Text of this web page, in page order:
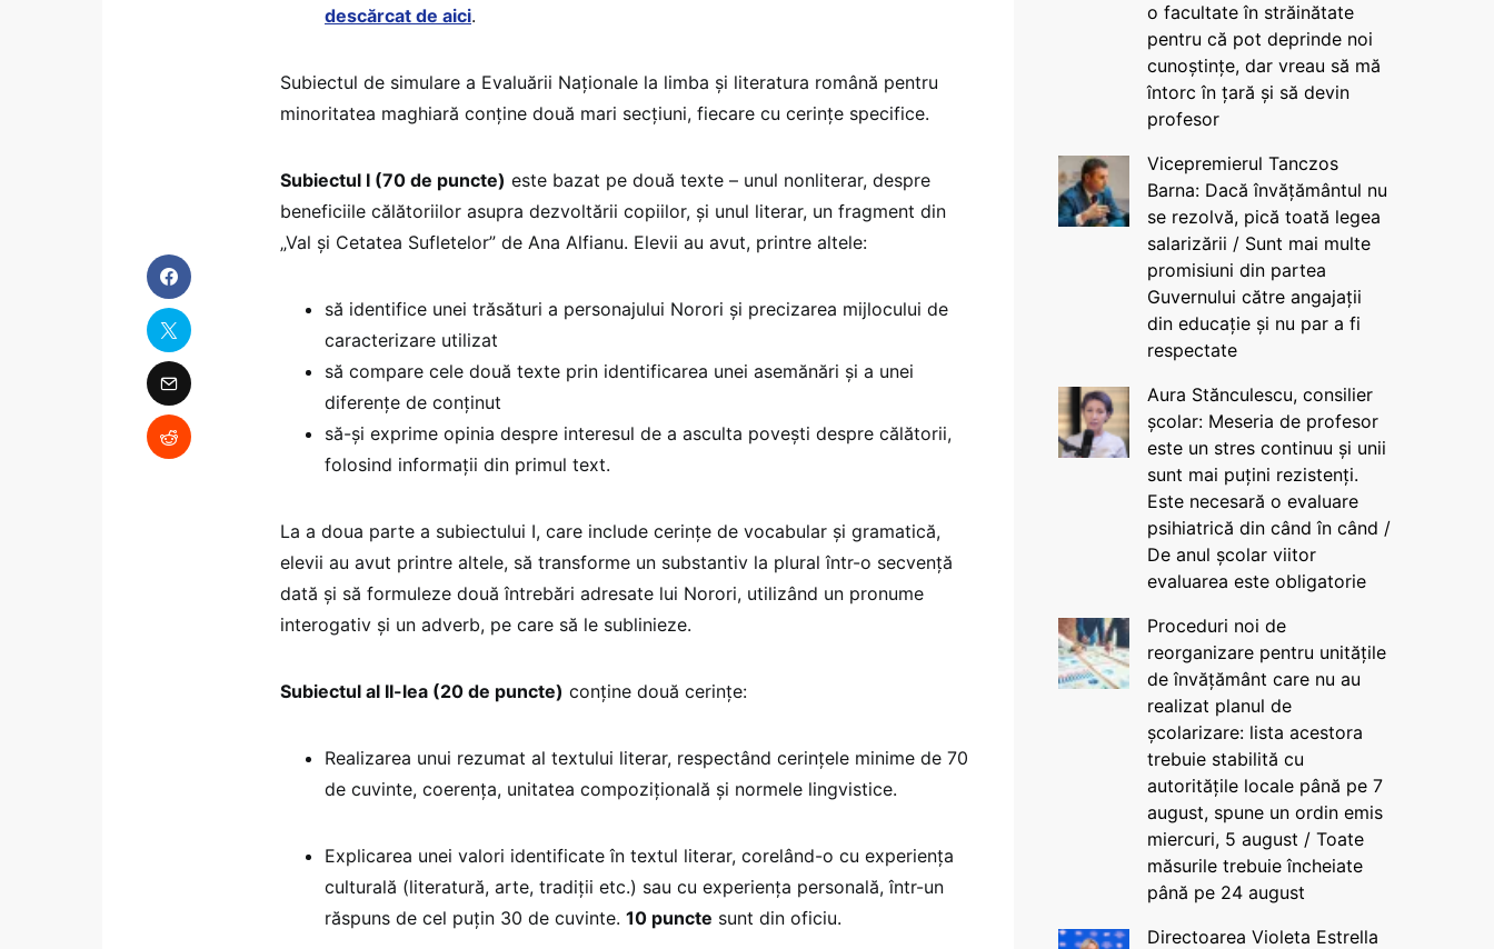
descărcat de aici.
Subiectul de simulare a Evaluării Naționale la limba și literatura română pentru
minoritatea maghiară conține două mari secțiuni, fiecare cu cerințe specifice.
Subiectul I (70 de puncte) este bazat pe două texte – unul nonliterar, despre
beneficiile călătoriilor asupra dezvoltării copiilor, și unul literar, un fragment din
„Val și Cetatea Sufletelor” de Ana Alfianu. Elevii au avut, printre altele:
să identifice unei trăsături a personajului Norori și precizarea mijlocului de
caracterizare utilizat
să compare cele două texte prin identificarea unei asemănări și a unei
diferențe de conținut
să-și exprime opinia despre interesul de a asculta povești despre călătorii,
folosind informații din primul text.
La a doua parte a subiectului I, care include cerințe de vocabular și gramatică,
elevii au avut printre altele, să transforme un substantiv la plural într-o secvență
dată și să formuleze două întrebări adresate lui Norori, utilizând un pronume
interogativ și un adverb, pe care să le sublinieze.
Subiectul al II-lea (20 de puncte) conține două cerințe:
Realizarea unui rezumat al textului literar, respectând cerințele minime de 70
de cuvinte, coerența, unitatea compozițională și normele lingvistice.
Explicarea unei valori identificate în textul literar, corelând-o cu experiența
culturală (literatură, arte, tradiții etc.) sau cu experiența personală, într-un
răspuns de cel puțin 30 de cuvinte. 10 puncte sunt din oficiu.
o facultate în străinătate
pentru că pot deprinde noi
cunoștințe, dar vreau să mă
întorc în țară și să devin
profesor
Vicepremierul Tanczos
Barna: Dacă învățământul nu
se rezolvă, pică toată legea
salarizării / Sunt mai multe
promisiuni din partea
Guvernului către angajații
din educație și nu par a fi
respectate
Aura Stănculescu, consilier
școlar: Meseria de profesor
este un stres continuu și unii
sunt mai puțini rezistenți.
Este necesară o evaluare
psihiatrică din când în când /
De anul școlar viitor
evaluarea este obligatorie
Proceduri noi de
reorganizare pentru unitățile
de învățământ care nu au
realizat planul de
școlarizare: lista acestora
trebuie stabilită cu
autoritățile locale până pe 7
august, spune un ordin emis
miercuri, 5 august / Toate
măsurile trebuie încheiate
până pe 24 august
Directoarea Violeta Estrella